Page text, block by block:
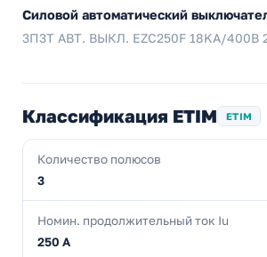
Силовой автоматический
3П3Т АВТ. ВЫКЛ. EZC250F 18KA/400В
Классификация ETIM ETIM
Количество полюсов
3
Номин. продолжительный ток Iu
250 А